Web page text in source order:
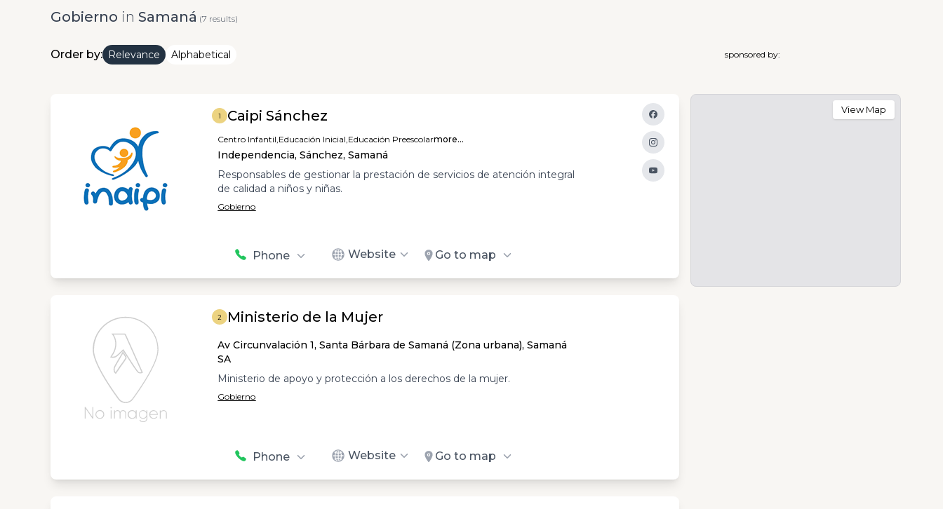
Gobierno in Samaná (7 results)
Order by: Relevance Alphabetical sponsored by:
1 Caipi Sánchez
Centro Infantil,Educación Inicial,Educación Preescolarmore...
Independencia, Sánchez, Samaná
Responsables de gestionar la prestación de servicios de atención integral
de calidad a niños y niñas.
Gobierno
Phone Website Go to map
2 Ministerio de la Mujer
Av Circunvalación 1, Santa Bárbara de Samaná (Zona urbana), Samaná
SA
Ministerio de apoyo y protección a los derechos de la mujer.
Gobierno
Phone Website Go to map
View Map